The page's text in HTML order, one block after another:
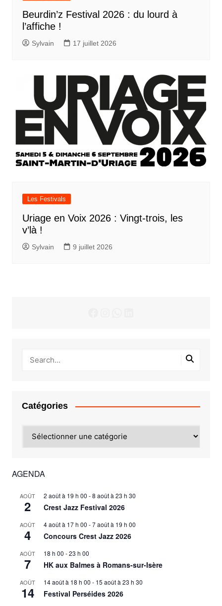
Beurdin’z Festival 2026 : du lourd à
l’affiche !
Sylvain 17 juillet 2026
Les Festivals
Uriage en Voix 2026 : Vingt-trois, les
v’là !
Sylvain 9 juillet 2026
Catégories
AGENDA
AOÛT
2
2 août à 19 h 00 -8 août à 23 h 30
Crest Jazz Festival 2026
AOÛT
4
4 août à 17 h 00 -7 août à 19 h 00
Concours Crest Jazz 2026
AOÛT
7
18 h 00 -23 h 00
HK aux Balmes à Romans-sur-Isère
AOÛT
14
14 août à 18 h 00 - 15 août à 23 h 30
Festival Perséides 2026